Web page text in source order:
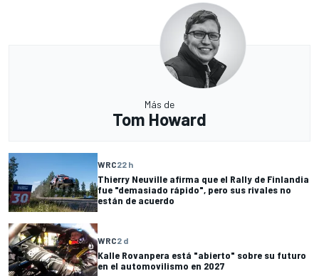
Más de
Tom Howard
WRC22 h
Thierry Neuville afirma que el Rally de Finlandia
fue "demasiado rápido", pero sus rivales no
están de acuerdo
WRC2 d
Kalle Rovanpera está "abierto" sobre su futuro
en el automovilismo en 2027